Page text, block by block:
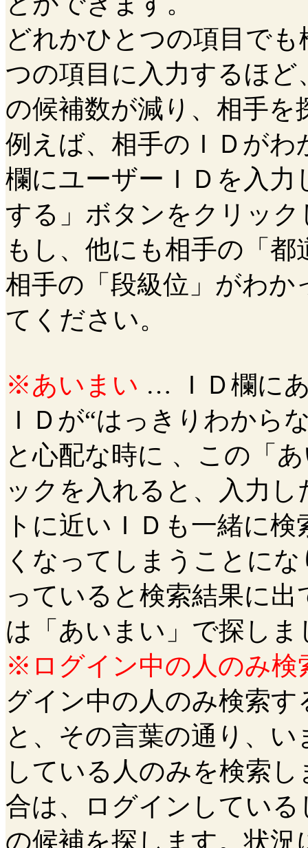
どれかひとつの項目で
つの項目に入力するほ
の候補数が減り、相手
例えば、相手のＩＤが
欄にユーザーＩＤを入
する」ボタンをクリック
もし、他にも相手の「
相手の「段級位」がわ
てください。
※あいまい … ＩＤ欄に
ＩＤが“はっきりわから
と心配な時に 、この「
ックを入れると、入力
トに近いＩＤも一緒に
くなってしまうことに
っていると検索結果に
は「あいまい」で探しま
※ログイン中の人のみ検
グイン中の人のみ検索
と、その言葉の通り、
している人のみを検索
合は、ログインしてい
の候補を探します。状